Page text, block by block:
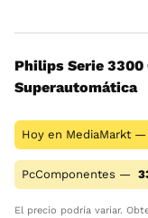
Philips Serie 3300
Superautomática
Hoy en MediaMarkt —
PcComponentes —
El precio podría variar.